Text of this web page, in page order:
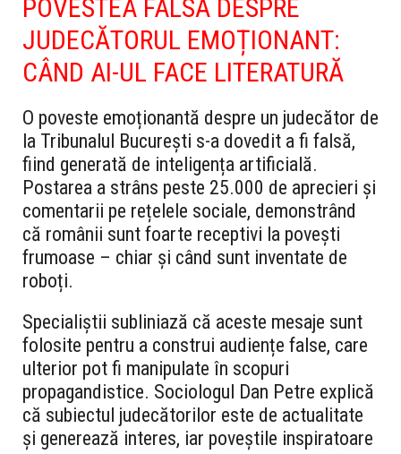
POVESTEA FALSĂ DESPRE
JUDECĂTORUL EMOȚIONANT:
CÂND AI-UL FACE LITERATURĂ
O poveste emoționantă despre un judecător de
la Tribunalul București s-a dovedit a fi falsă,
fiind generată de inteligența artificială.
Postarea a strâns peste 25.000 de aprecieri și
comentarii pe rețelele sociale, demonstrând
că românii sunt foarte receptivi la povești
frumoase – chiar și când sunt inventate de
roboți.
Specialiștii subliniază că aceste mesaje sunt
folosite pentru a construi audiențe false, care
ulterior pot fi manipulate în scopuri
propagandistice. Sociologul Dan Petre explică
că subiectul judecătorilor este de actualitate
și generează interes, iar poveștile inspiratoare